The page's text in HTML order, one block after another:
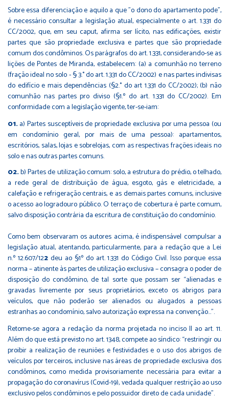
Sobre essa diferenciação e aquilo a que "o dono do apartamento pode",
é necessário consultar a legislação atual, especialmente o art. 1.331 do
CC/2002, que, em seu caput, afirma ser lícito, nas edificações, existir
partes que são propriedade exclusiva e partes que são propriedade
comum dos condôminos. Os parágrafos do art. 1.331, considerando-se as
lições de Pontes de Miranda, estabelecem: (a) a comunhão no terreno
(fração ideal no solo - § 3.° do art. 1.331 do CC/2002) e nas partes indivisas
do edifício e mais dependências (§2.° do art 1.331 do CC/2002); (b) não
comunhão nas partes pro diviso (§1.º do art. 1.331 do CC/2002). Em
conformidade com a legislação vigente, ter-se-iam:
a) Partes susceptíveis de propriedade exclusiva por uma pessoa (ou
em condomínio geral, por mais de uma pessoa): apartamentos,
escritórios, salas, lojas e sobrelojas, com as respectivas frações ideais no
solo e nas outras partes comuns.
b) Partes de utilização comum: solo, a estrutura do prédio, o telhado,
a rede geral de distribuição de água, esgoto, gás e eletricidade, a
calefação e refrigeração centrais, e as demais partes comuns, inclusive
o acesso ao logradouro público. O terraço de cobertura é parte comum,
salvo disposição contrária da escritura de constituição do condomínio.
Como bem observaram os autores acima, é indispensável compulsar a
legislação atual, atentando, particularmente, para a redação que a Lei
n.º 12.607/122deu ao §1º do art. 1.331 do Código Civil. Isso porque essa
norma – atinente às partes de utilização exclusiva – consagra o poder de
disposição do condômino, de tal sorte que possam ser “alienadas e
gravadas livremente por seus proprietários, exceto os abrigos para
veículos, que não poderão ser alienados ou alugados a pessoas
estranhas ao condomínio, salvo autorização expressa na convenção...”.
Retome-se agora a redação da norma projetada no inciso II ao art. 11.
Além do que está previsto no art. 1348, compete ao síndico: “restringir ou
proibir a realização de reuniões e festividades e o uso dos abrigos de
veículos por terceiros, inclusive nas áreas de propriedade exclusiva dos
condôminos, como medida provisoriamente necessária para evitar a
propagação do coronavírus (Covid-19), vedada qualquer restrição ao uso
exclusivo pelos condôminos e pelo possuidor direto de cada unidade”.